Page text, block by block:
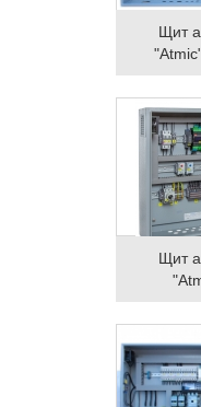
Щит
Щит